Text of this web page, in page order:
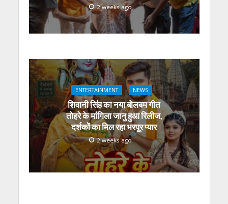
2 weeks ago
ENTERTAINMENT NEWS
शिवानी सिंह का नया बोलबम गीत
तोहरे के मांगिला जानु हुआ रिलीज,
दर्शकों का मिल रहा भरपूर प्यार
2 weeks ago